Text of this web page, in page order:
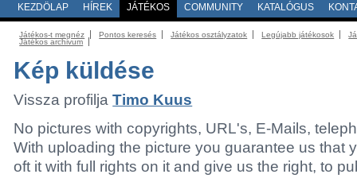
KEZDÖLAP HÍREK JÁTÉKOS COMMUNITY KATALÓGUS
Játékos-t megnéz Pontos keresés Játékos osztályzatok Legújabb játékosok
Játékos archivum
Kép küldése
Vissza profiljaTimo Kuus
No pictures with copyrights, URL's, E-Mails,
With uploading the picture you guarantee us that
oft it with full rights on it and give us the right, to